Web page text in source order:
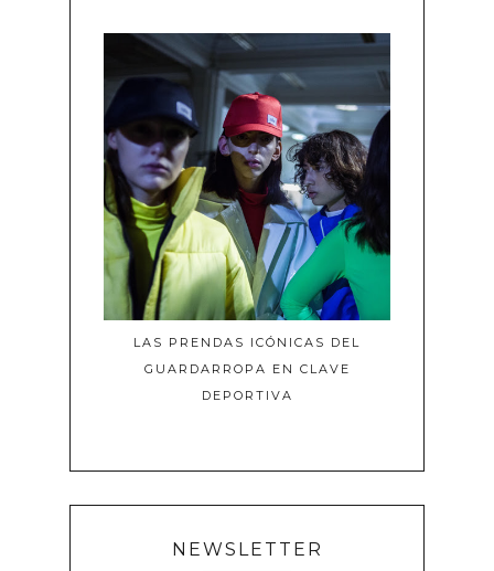
LAS PRENDAS ICÓNICAS DEL
GUARDARROPA EN CLAVE
DEPORTIVA
NEWSLETTER